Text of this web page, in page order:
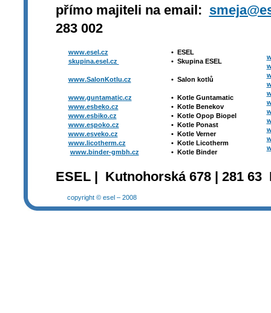
přímo majiteli na email:
283 002
www.esel.cz
skupina.esel.cz
www.SalonKotlu.cz
www.guntamatic.cz
www.esbeko.cz
www.esbiko.cz
www.espoko.cz
www.esveko.cz
www.licotherm.cz
www.binder-gmbh.cz
• ESEL
• Skupina ESEL
• Salon kotlů
• Kotle Guntamatic
• Kotle Benekov
• Kotle Opop Biopel
• Kotle Ponast
• Kotle Verner
• Kotle Licotherm
• Kotle Binder
ESEL | Kutnohorská 678 | 281
copyright © esel – 2008